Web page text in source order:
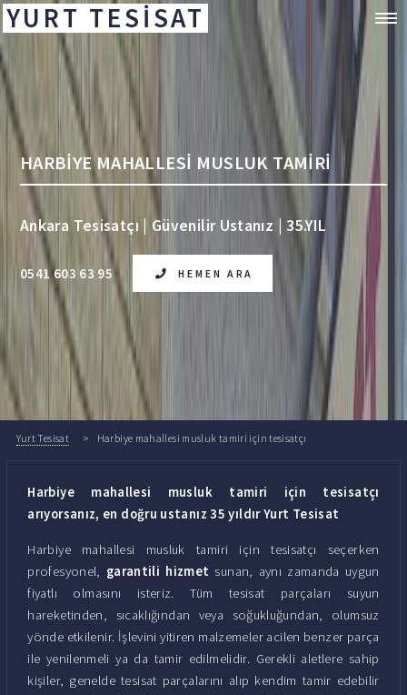
YURT TESİSAT
HARBİYE MAHALLESİ MUSLUK TAMİRİ
Ankara Tesisatçı | Güvenilir Ustanız | 35.YIL
0541 603 63 95 HEMEN ARA
Yurt Tesisat Harbiye mahallesi musluk tamiri için tesisatçı
Harbiye mahallesi musluk tamiri için tesisatçı
arıyorsanız, en doğru ustanız 35 yıldır Yurt Tesisat
Harbiye mahallesi musluk tamiri için tesisatçı seçerken
profesyonel, garantili hizmet sunan, aynı zamanda uygun
fiyatlı olmasını isteriz. Tüm tesisat parçaları suyun
hareketinden, sıcaklığından veya soğukluğundan, olumsuz
yönde etkilenir. İşlevini yitiren malzemeler acilen benzer parça
ile yenilenmeli ya da tamir edilmelidir. Gerekli aletlere sahip
kişiler, genelde tesisat parçalarını alıp kendim tamir edebilir